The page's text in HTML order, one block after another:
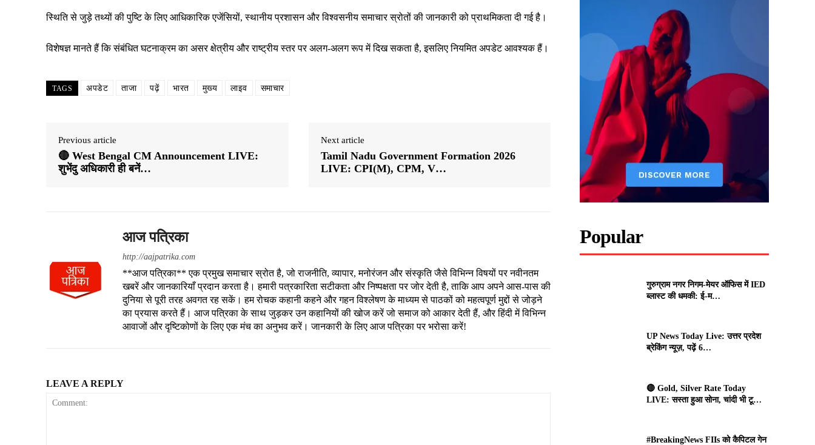
स्थिति से जुड़े तथ्यों की पुष्टि के लिए आधिकारिक एजेंसियों, स्थानीय प्रशासन और विश्वसनीय समाचार स्रोतों की जानकारी को प्राथमिकता दी गई है।
विशेषज्ञ मानते हैं कि संबंधित घटनाक्रम का असर क्षेत्रीय और राष्ट्रीय स्तर पर अलग-अलग रूप में दिख सकता है, इसलिए नियमित अपडेट आवश्यक हैं।
TAGS अपडेट ताजा पढ़ें भारत मुख्य लाइव समाचार
Previous article
🔴 West Bengal CM Announcement LIVE:
शुभेंदु अधिकारी ही बनें…
Next article
Tamil Nadu Government Formation 2026
LIVE: CPI(M), CPM, V…
आज पत्रिका
http://aajpatrika.com
**आज पत्रिका** एक प्रमुख समाचार स्रोत है, जो राजनीति, व्यापार, मनोरंजन और संस्कृति जैसे विभिन्न विषयों पर नवीनतम
खबरें और जानकारियाँ प्रदान करता है। हमारी पत्रकारिता सटीकता और निष्पक्षता पर जोर देती है, ताकि आप अपने आस-पास की
दुनिया से पूरी तरह अवगत रह सकें। हम रोचक कहानी कहने और गहन विश्लेषण के माध्यम से पाठकों को महत्वपूर्ण मुद्दों से जोड़ने
का प्रयास करते हैं। आज पत्रिका के साथ जुड़कर उन कहानियों की खोज करें जो समाज को आकार देती हैं, और हिंदी में विभिन्न
आवाजों और दृष्टिकोणों के लिए एक मंच का अनुभव करें। जानकारी के लिए आज पत्रिका पर भरोसा करें!
LEAVE A REPLY
Popular
गुरुग्राम नगर निगम-मेयर ऑफिस में IED
ब्लास्ट की धमकी: ई-म…
UP News Today Live: उत्तर प्रदेश
ब्रेकिंग न्यूज़, पढ़ें 6…
🔴 Gold, Silver Rate Today
LIVE: सस्ता हुआ सोना, चांदी भी टू…
#BreakingNews FIIs को कैपिटल गेन